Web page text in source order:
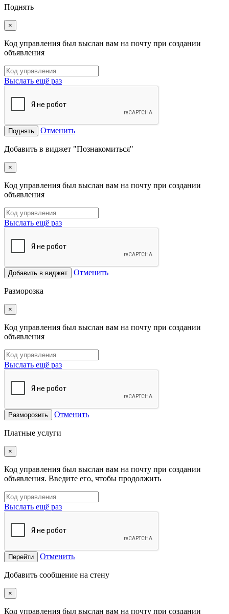
Поднять
×
Код управления был выслан вам на почту при создании
объявления
Выслать ещё раз
Поднять Отменить
Добавить в виджет "Познакомиться"
×
Код управления был выслан вам на почту при создании
объявления
Выслать ещё раз
Добавить в виджет Отменить
Разморозка
×
Код управления был выслан вам на почту при создании
объявления
Выслать ещё раз
Разморозить Отменить
Платные услуги
×
Код управления был выслан вам на почту при создании
объявления. Введите его, чтобы продолжить
Выслать ещё раз
Перейти Отменить
Добавить сообщение на стену
×
Код управления был выслан вам на почту при создании